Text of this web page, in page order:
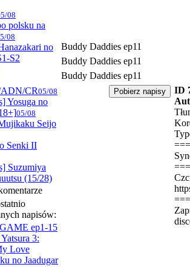
08
polsku na
08
no
S2
CR05/08
Yosuga no
05/08
Seijo
Senki II
Suzumiya
(15/28)
napisów:
ep1-15
3:
Love
no Jaadugar
Buddy Daddies ep11
Buddy Daddies ep11
Buddy Daddies ep11
ID